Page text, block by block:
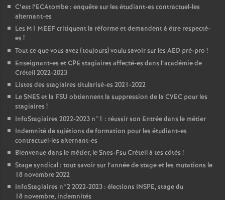
C’est l’ECAtombe : enquête sur les étudiant-es contractuel-les
alternant-es
Les M1 MEEFcritiquent la réforme et demandent à être respecté-
es !
Tout ce que vous avez (toujours) voulu savoir sur les AED pré-pro !
Enseignant-es etCPE stagiaires affecté-es dans l’académie de
Créteil 2022-2023
Listes des stagiaires titularisé-es 2021-2022
LeSNESet la FSU obtiennent la suppression de la CVEC pour les
stagiaires !
InfoStagiaires 2022-2023 n°1 : réussir son Entrée dans le métier
Indemnité de sujétions de formation pour les étudiant-es
contractuel-les alternant-es
Bienvenue dans le métier, le Snes-Fsu Créteil à tes côtés !
Stage syndical : tout savoir sur l’année de stage et les mutations le
18 novembre 2022
InfoStagiaires n°2 2022-2023 : élections INSPE, stage du
18 novembre, indemnités